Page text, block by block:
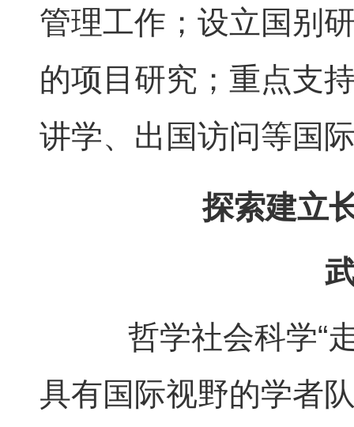
管理工作；设立国别
的项目研究；重点支
讲学、出国访问等国
探索建立
哲学社会科学“走
具有国际视野的学者